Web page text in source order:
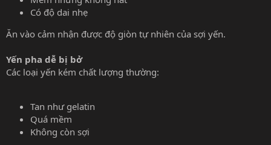
Có độ dai nhẹ
Ăn vào cảm nhận được độ giòn tự nhiên của sợi yến.
Yến pha dễ bị bở
Các loại yến kém chất lượng thường:
Tan như gelatin
Quá mềm
Không còn sợi